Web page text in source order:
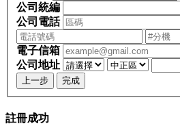
公司統編
公司電話
電子信箱
公司地址
上一步 完成
註冊成功